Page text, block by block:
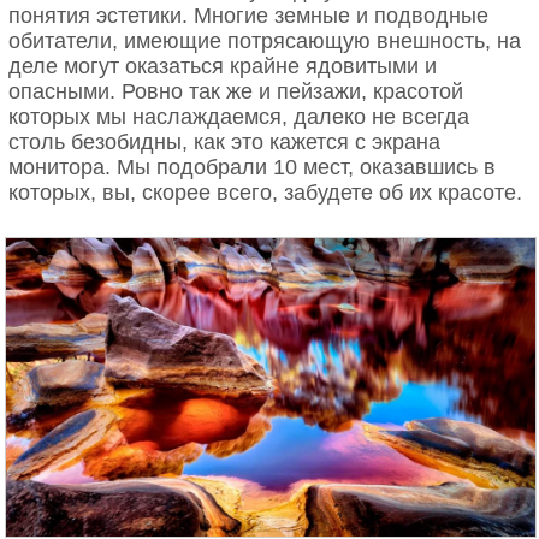
высоту до 15-ти метров.
Остров Пасхи: за большими головами
1. Льоро, Колумбия
Эверглейдс – особый экорегион на юге штата
Флорида, США. Здесь вы можете встретить и
крокодилов, и аллигаторов, и ядовитых змей, и
даже медведей с пантерами. К счастью, риск
оказаться с ними лицом к лицу не так велик —
территория надежно защищена от попадания на
нее случайных прохожих.
Дом Ольсон с картины «Мир
Кристины» Эндрю Уайета
Самое известное пражское привидение — дух Яна
Гуса, сожженного вместе со своими трудами 6
июня 1415 года, — появляется лунными ночами
понятия эстетики. Многие земные и подводные
обитатели, имеющие потрясающую внешность, на
деле могут оказаться крайне ядовитыми и
опасными. Ровно так же и пейзажи, красотой
которых мы наслаждаемся, далеко не всегда
столь безобидны, как это кажется с экрана
монитора. Мы подобрали 10 мест, оказавшись в
которых, вы, скорее всего, забудете об их красоте.